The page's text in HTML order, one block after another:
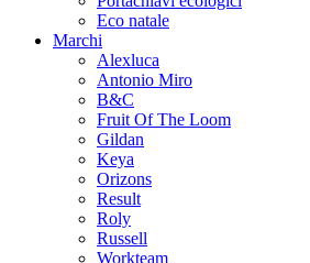
Eco natale
Marchi
Alexluca
Antonio Miro
B&C
Fruit Of The Loom
Gildan
Keya
Orizons
Result
Roly
Russell
Workteam